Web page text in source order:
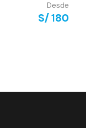
Desde
S/ 180